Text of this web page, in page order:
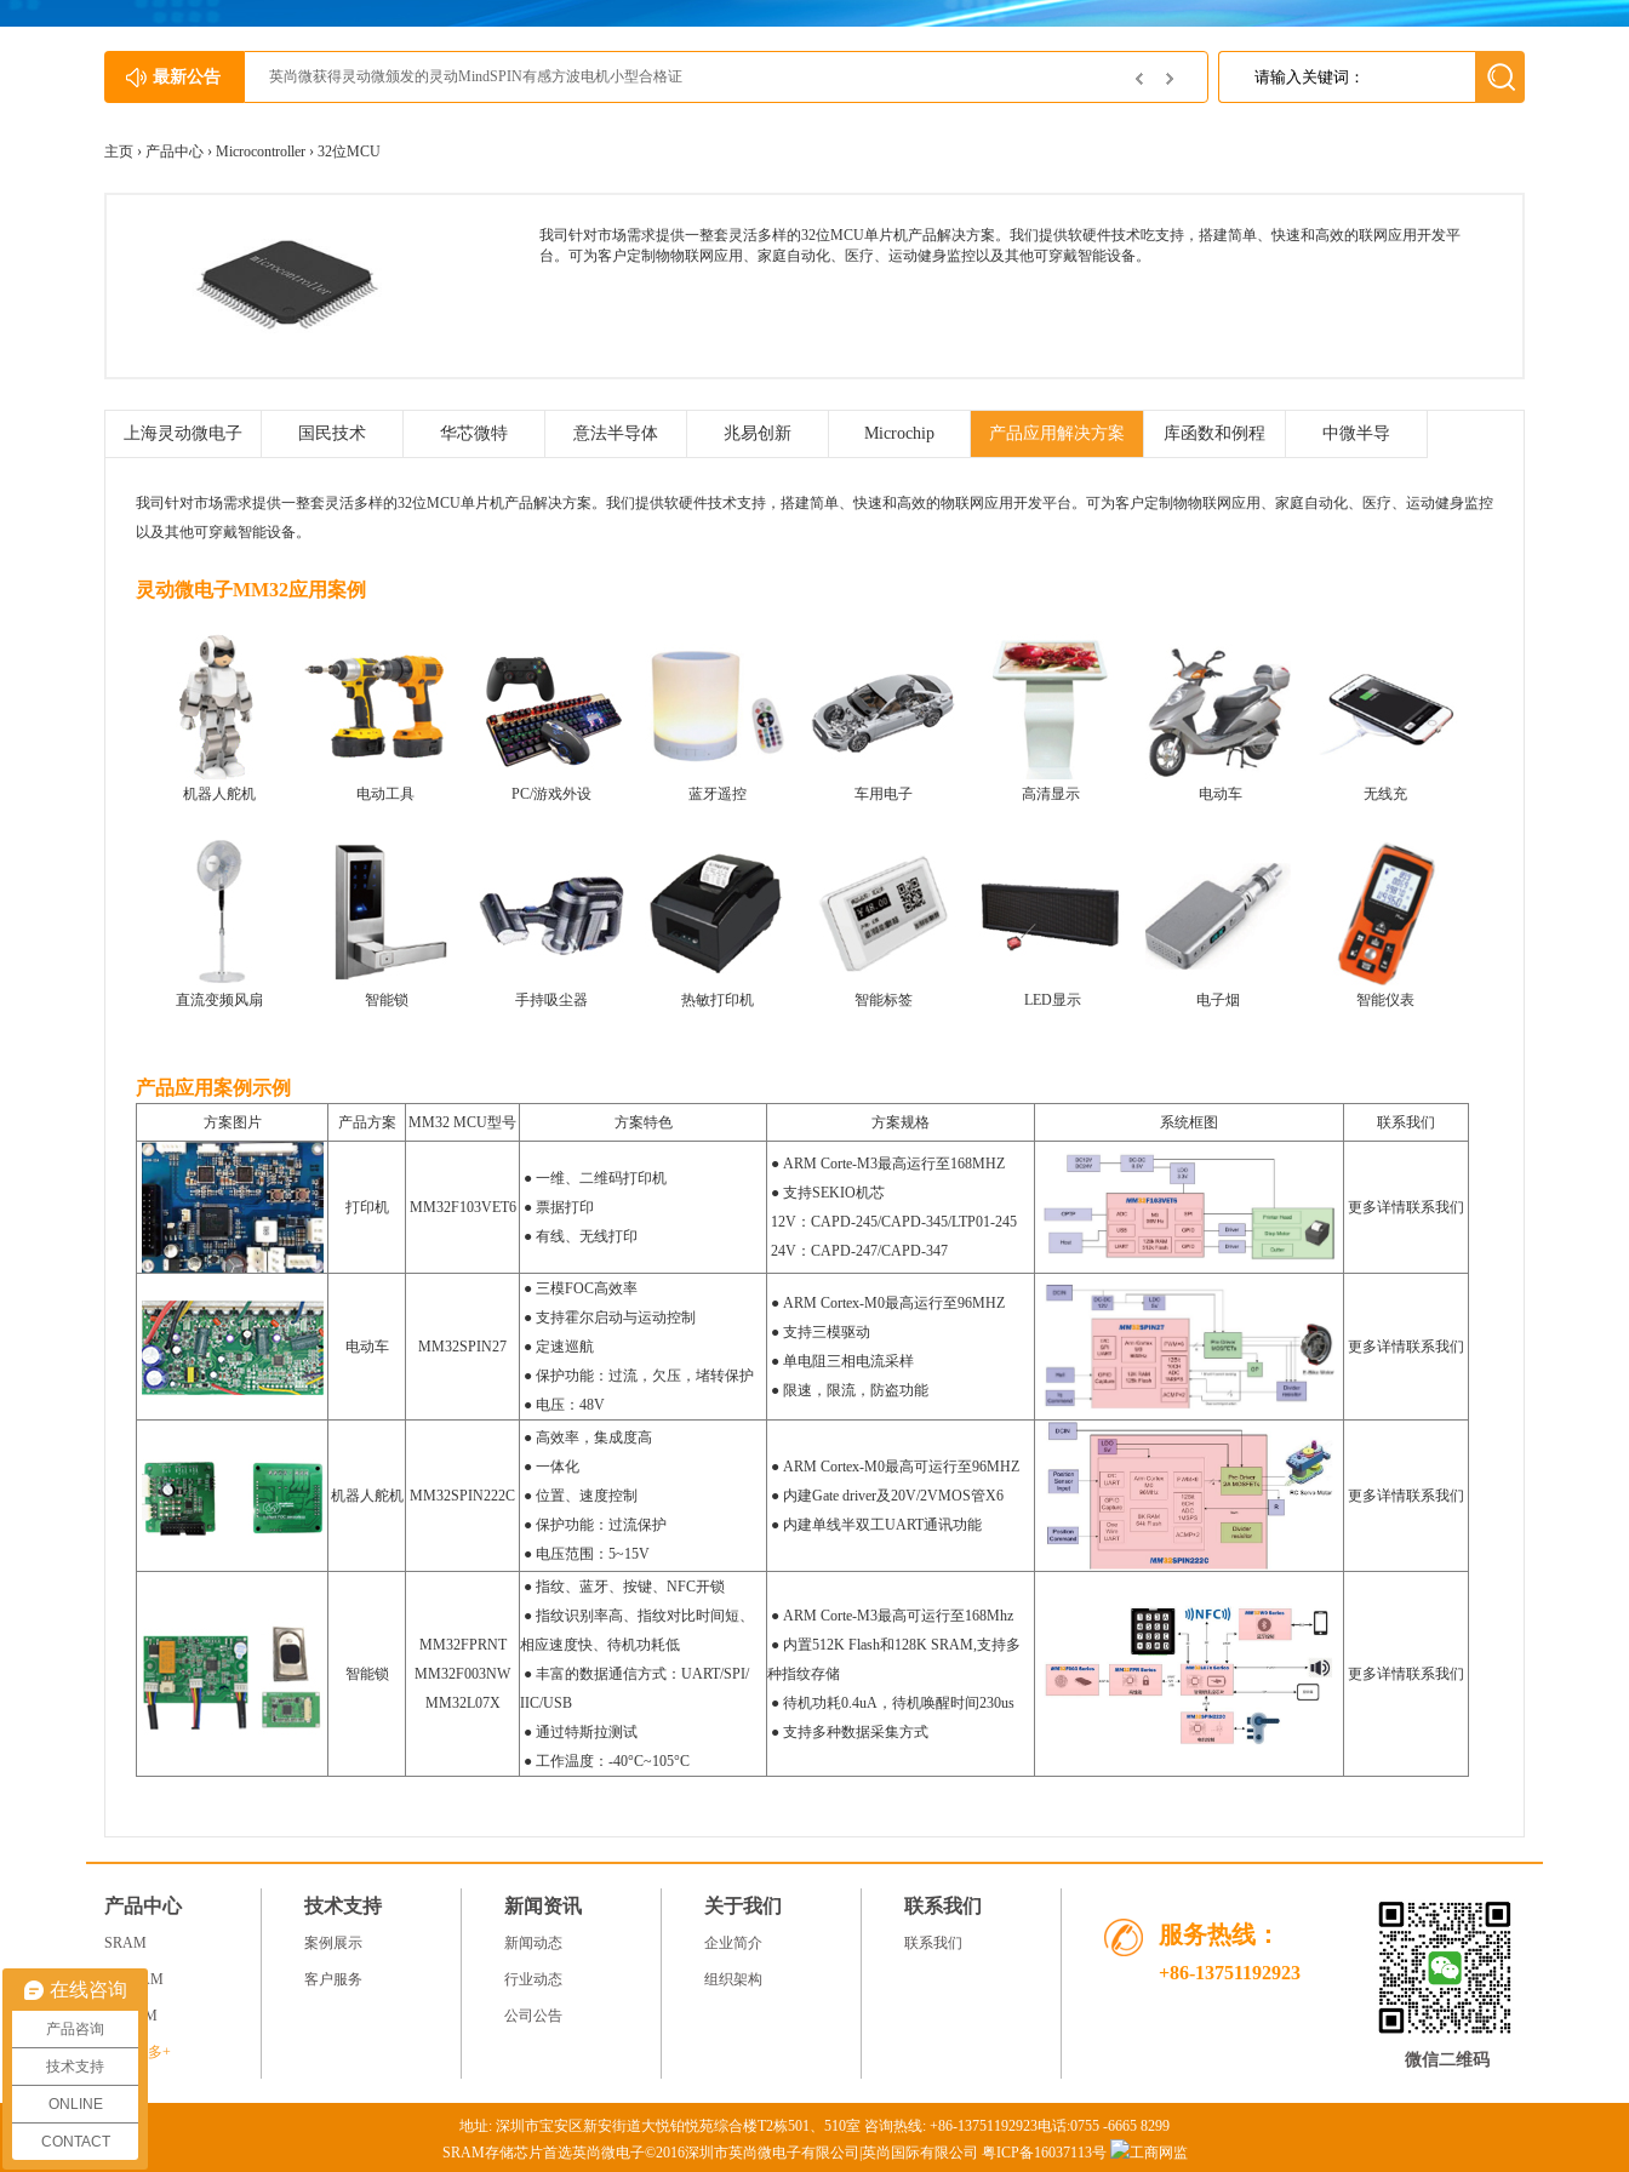
最新公告 英尚微获得灵动微颁发的灵动MindSPIN有感方波电机小型合格证 英尚微电子获得上海灵动微电子 2018年最佳代理商
主页 › 产品中心 › Microcontroller › 32位MCU
我司针对市场需求提供一整套灵活多样的32位MCU单片机产品解决方案。我们提供软硬件技术吃支持，搭建简单、快速和高效的联网应用开发平
台。可为客户定制物物联网应用、家庭自动化、医疗、运动健身监控以及其他可穿戴智能设备。
上海灵动微电子 国民技术 华芯微特 意法半导体 兆易创新 Microchip 产品应用解决方案 库函数和例程 中微半导
我司针对市场需求提供一整套灵活多样的32位MCU单片机产品解决方案。我们提供软硬件技术支持，搭建简单、快速和高效的物联网应用开发平台。可为客户定制物物联网应用、家庭自动化、医疗、运动健身监控
以及其他可穿戴智能设备。
灵动微电子MM32应用案例
机器人舵机 电动工具 PC/游戏外设 蓝牙遥控 车用电子 高清显示 电动车 无线充
直流变频风扇 智能锁 手持吸尘器 热敏打印机 智能标签 LED显示 电子烟 智能仪表
产品应用案例示例
方案图片 产品方案 MM32 MCU型号 方案特色 方案规格 系统框图 联系我们
打印机 MM32F103VET6
● 一维、二维码打印机
● 票据打印
● 有线、无线打印
● ARM Corte-M3最高运行至168MHZ
● 支持SEKIO机芯
12V：CAPD-245/CAPD-345/LTP01-245
24V：CAPD-247/CAPD-347
更多详情联系我们
电动车 MM32SPIN27
● 三模FOC高效率
● 支持霍尔启动与运动控制
● 定速巡航
● 保护功能：过流，欠压，堵转保护
● 电压：48V
● ARM Cortex-M0最高运行至96MHZ
● 支持三模驱动
● 单电阻三相电流采样
● 限速，限流，防盗功能
更多详情联系我们
机器人舵机 MM32SPIN222C
● 高效率，集成度高
● 一体化
● 位置、速度控制
● 保护功能：过流保护
● 电压范围：5~15V
● ARM Cortex-M0最高可运行至96MHZ
● 内建Gate driver及20V/2VMOS管X6
● 内建单线半双工UART通讯功能
更多详情联系我们
智能锁
MM32FPRNT
MM32F003NW
MM32L07X
● 指纹、蓝牙、按键、NFC开锁
● 指纹识别率高、指纹对比时间短、
相应速度快、待机功耗低
● 丰富的数据通信方式：UART/SPI/
IIC/USB
● 通过特斯拉测试
● 工作温度：-40°C~105°C
● ARM Corte-M3最高可运行至168Mhz
● 内置512K Flash和128K SRAM,支持多
种指纹存储
● 待机功耗0.4uA，待机唤醒时间230us
● 支持多种数据采集方式
更多详情联系我们
产品中心
SRAM
NV RAM
SDRAM
查看更多+
技术支持
案例展示
客户服务
新闻资讯
新闻动态
行业动态
公司公告
关于我们
企业简介
组织架构
联系我们
联系我们 服务热线：
+86-13751192923
微信二维码
地址: 深圳市宝安区新安街道大悦铂悦苑综合楼T2栋501、510室 咨询热线: +86-13751192923电话:0755 -6665 8299
SRAM存储芯片首选英尚微电子©2016深圳市英尚微电子有限公司|英尚国际有限公司 粤ICP备16037113号
在线咨询
产品咨询
技术支持
ONLINE
CONTACT